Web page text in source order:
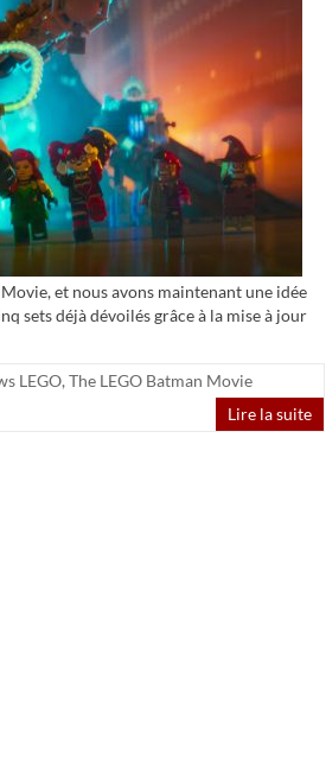
et nous avons maintenant une idée
sets déjà dévoilés grâce à la mise à jour
LEGO, The LEGO Batman Movie
Lire la suite